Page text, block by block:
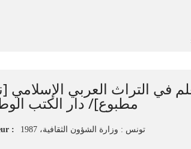
في التراث العربي
مطبوع]/ دار الكتب
: تونس : وزارة الشؤون الثقافية، 1987